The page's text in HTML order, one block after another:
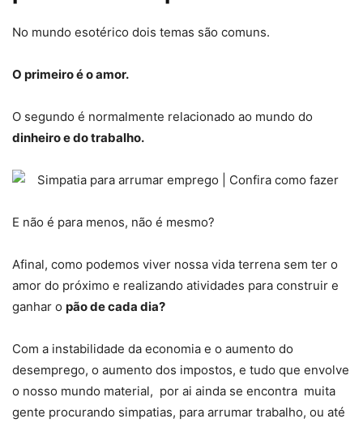
No mundo esotérico dois temas são comuns.
O primeiro é o amor.
O segundo é normalmente relacionado ao mundo do
dinheiro e do trabalho.
E não é para menos, não é mesmo?
Afinal, como podemos viver nossa vida terrena sem ter o
amor do próximo e realizando atividades para construir e
ganhar o pão de cada dia?
Com a instabilidade da economia e o aumento do
desemprego, o aumento dos impostos, e tudo que envolve
o nosso mundo material, por ai ainda se encontra muita
gente procurando simpatias, para arrumar trabalho, ou até